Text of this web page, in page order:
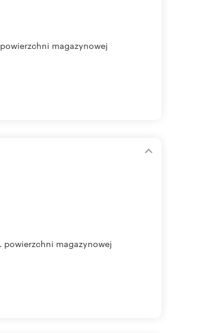
magazynowej
powierzchni magazynowej